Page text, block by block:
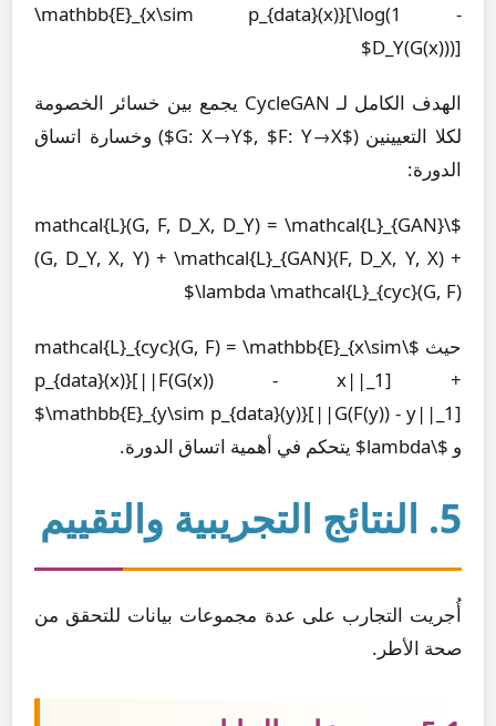
\mathbb{E}_{x\sim p_{data}(x)}[\log(1 -
D_Y(G(x)))]$
الهدف الكامل لـ CycleGAN يجمع بين خسائر الخصومة
لكلا التعيينين ($G: X→Y$, $F: Y→X$) وخسارة اتساق
الدورة:
$\mathcal{L}(G, F, D_X, D_Y) = \mathcal{L}_{GAN}
(G, D_Y, X, Y) + \mathcal{L}_{GAN}(F, D_X, Y, X) +
\lambda \mathcal{L}_{cyc}(G, F)$
حيث $\mathcal{L}_{cyc}(G, F) = \mathbb{E}_{x\sim
p_{data}(x)}[||F(G(x)) - x||_1] +
\mathbb{E}_{y\sim p_{data}(y)}[||G(F(y)) - y||_1]$
و $\lambda$ يتحكم في أهمية اتساق الدورة.
5. النتائج التجريبية والتقييم
أُجريت التجارب على عدة مجموعات بيانات للتحقق من
صحة الأطر.